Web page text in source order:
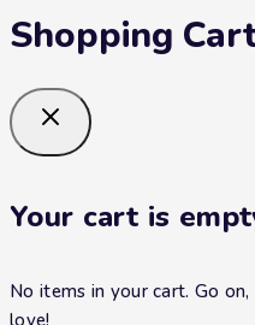
Shopping
Your cart is
No items in your cart. Go
love!